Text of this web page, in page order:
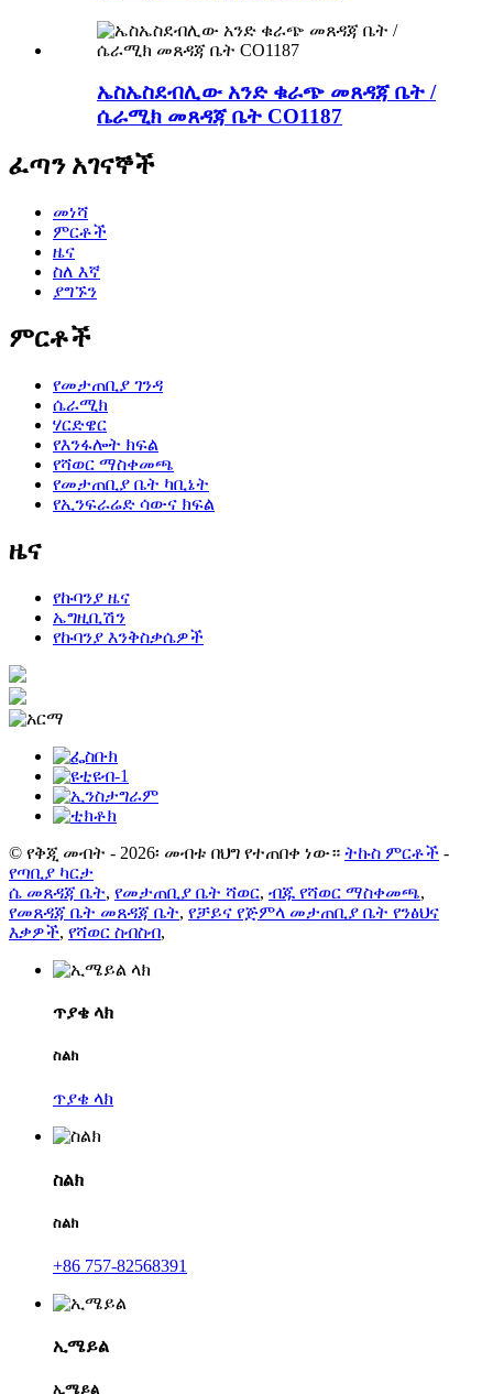
ኤስኤስደብሊው አንድ ቁራጭ መጸዳጃ ቤት /
ሴራሚክ መጸዳጃ ቤት CO1187
ፈጣን አገናኞች
መነሻ
ምርቶች
ዜና
ስለ እኛ
ያግኙን
ምርቶች
የመታጠቢያ ገንዳ
ሴራሚክ
ሃርድዌር
የእንፋሎት ክፍል
የሻወር ማስቀመጫ
የመታጠቢያ ቤት ካቢኔት
የኢንፍራሬድ ሳውና ክፍል
ዜና
የኩባንያ ዜና
ኤግዚቢሽን
የኩባንያ እንቅስቃሴዎች
© የቅጂ መብት - 2026፡ መብቱ በህግ የተጠበቀ ነው። ትኩስ ምርቶች -
የጣቢያ ካርታ
ሴ መጸዳጃ ቤት, የመታጠቢያ ቤት ሻወር, ብጁ የሻወር ማስቀመጫ,
የመጸዳጃ ቤት መጸዳጃ ቤት, የቻይና የጅምላ መታጠቢያ ቤት የንፅህና
እቃዎች, የሻወር ስብስብ,
ጥያቄ ላክ
ስልክ
ጥያቄ ላክ
ስልክ
ስልክ
+86 757-82568391
ኢሜይል
ኢሜይል